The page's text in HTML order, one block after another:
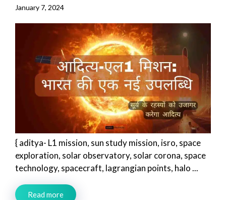
January 7, 2024
{ aditya- L1 mission, sun study mission, isro, space
exploration, solar observatory, solar corona, space
technology, spacecraft, lagrangian points, halo ...
Read more